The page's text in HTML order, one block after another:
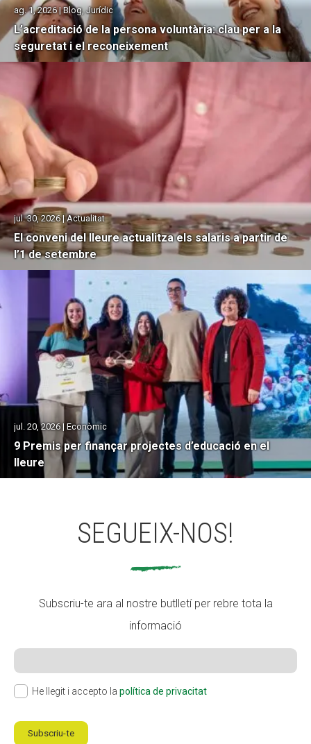
L’acreditació de la persona voluntària: clau per a la
seguretat i el reconeixement
ag. 1, 2026 | Blog, Jurídic
El conveni del lleure actualitza els salaris a partir de
l’1 de setembre
jul. 30, 2026 | Actualitat
9 Premis per finançar projectes d’educació en el
lleure
jul. 20, 2026 | Econòmic
SEGUEIX-NOS!
Subscriu-te ara al nostre butlletí per rebre tota la
informació
He llegit i accepto la política de privacitat
Subscriu-te